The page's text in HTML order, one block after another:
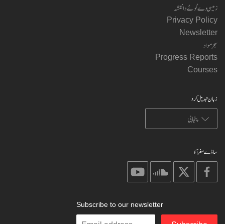
زمین دے ٹوٹے دا نقشہ
Privacy Policy
Newsletter
سجر مواد
Progress Reports
Courses
زبان تبدیل کرو
ساڈے مغر آؤ
on
facebook
on
on
soundcloud
on
Subscribe to our newsletter
Enter